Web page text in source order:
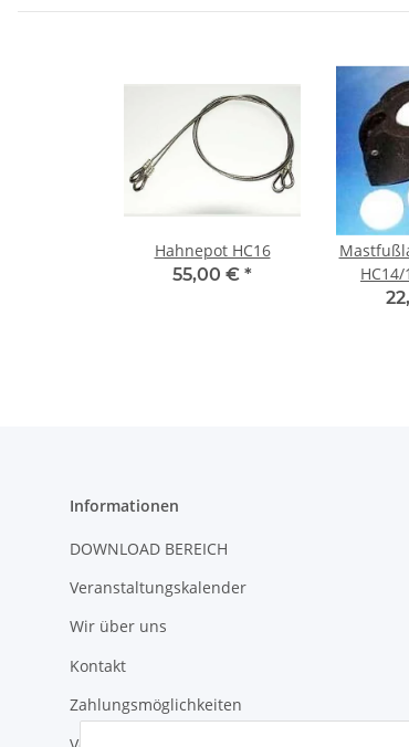
Hahnepot HC16
55,00 € *
Informationen
DOWNLOAD BEREICH
Veranstaltungskalender
Wir über uns
Kontakt
Zahlungsmöglichkeiten